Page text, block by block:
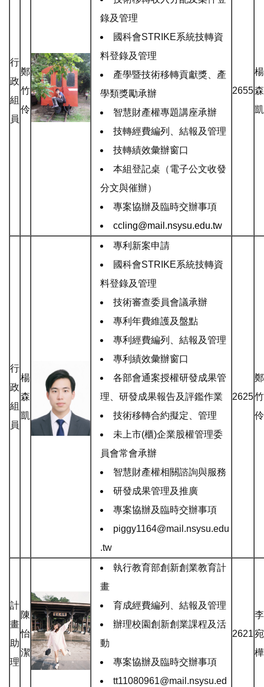
行
政
組
員
鄭
竹
伶
錄及管理
國科會STRIKE系統技轉資
料登錄及管理
產學暨技術移轉貢獻獎、產
學類獎勵承辦
智慧財產權專題講座承辦
技轉經費編列、結報及管理
技轉績效彙辦窗口
本組登記桌（電子公文收發
分文與催辦）
專案協辦及臨時交辦事項
ccling@mail.nsysu.edu.tw
2655
楊
森
凱
行
政
組
員
楊
森
凱
專利新案申請
國科會STRIKE系統技轉資
料登錄及管理
技術審查委員會議承辦
專利年費維護及盤點
專利經費編列、結報及管理
專利績效彙辦窗口
各部會通案授權研發成果管
理、研發成果報告及評鑑作業
技術移轉合約擬定、管理
未上市(櫃)企業股權管理委
員會常會承辦
智慧財產權相關諮詢與服務
研發成果管理及推廣
專案協辦及臨時交辦事項
piggy1164@mail.nsysu.edu
.tw
2625
鄭
竹
伶
計
畫
助
理
陳
怡
潔
執行教育部創新創業教育計
畫
育成經費編列、結報及管理
辦理校園創新創業課程及活
動
專案協辦及臨時交辦事項
tt11080961@mail.nsysu.ed
2621
李
宛
樺